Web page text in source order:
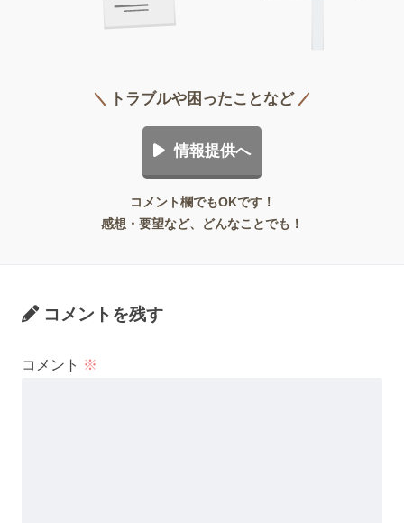
トラブルや困ったことなど
情報提供へ
コメント欄でもOKです！
感想・要望など、どんなことでも！
コメントを残す
コメント ※